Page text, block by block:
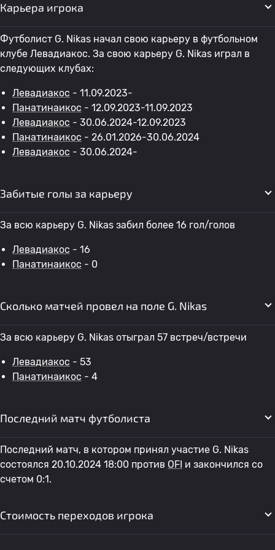
Карьера игрока
Футболист G. Nikas начал свою карьеру в футбольном
клубе Левадиакос. За свою карьеру G. Nikas играл в
следующих клубах:
Левадиакос - 11.09.2023-
Панатинаикос - 12.09.2023-11.09.2023
Левадиакос - 30.06.2024-12.09.2023
Панатинаикос - 26.01.2026-30.06.2024
Левадиакос - 30.06.2024-
Забитые голы за карьеру
За всю карьеру G. Nikas забил более 16 гол/голов
Левадиакос - 16
Панатинаикос - 0
Сколько матчей провел на поле G. Nikas
За всю карьеру G. Nikas отыграл 57 встреч/встречи
Левадиакос - 53
Панатинаикос - 4
Последний матч футболиста
Последний матч, в котором принял участие G. Nikas
состоялся 20.10.2024 18:00 против OFI и закончился со
счетом 0:1.
Стоимость переходов игрока